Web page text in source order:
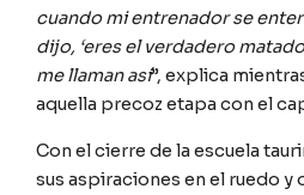
cuando mi entrenador se
dijo, ‘eres el verdadero
me llaman así”, explica
aquella precoz etapa con el
Con el cierre de la escuela
sus aspiraciones en el ruedo y